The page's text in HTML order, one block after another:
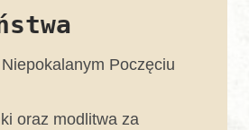
Poczęciu
oraz modlitwa za